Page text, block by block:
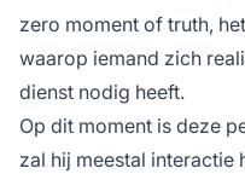
zero moment of truth,
waarop iemand zich
dienst nodig heeft.
Op dit moment is deze
zal hij meestal interactie